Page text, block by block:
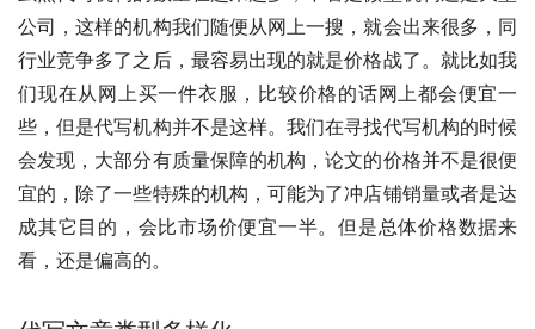
公司，这样的机构我们随便从网上一搜，就会出来很多，同
行业竞争多了之后，最容易出现的就是价格战了。就比如我
们现在从网上买一件衣服，比较价格的话网上都会便宜一
些，但是代写机构并不是这样。我们在寻找代写机构的时候
会发现，大部分有质量保障的机构，论文的价格并不是很便
宜的，除了一些特殊的机构，可能为了冲店铺销量或者是达
成其它目的，会比市场价便宜一半。但是总体价格数据来
看，还是偏高的。